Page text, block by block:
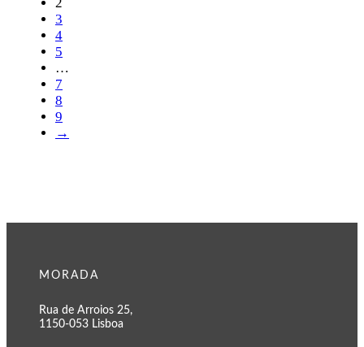
3
4
5
…
7
8
9
→
MORADA
Rua de Arroios 25,
1150-053 Lisboa